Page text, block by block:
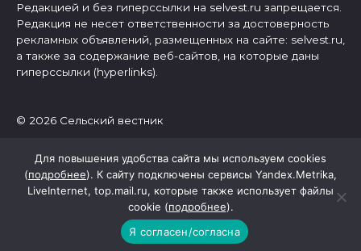
Редакцией и без гиперссылки на selvest.ru запрещается.
Редакция не несет ответственности за достоверность
рекламных объявлений, размещенных на сайте: selvest.ru,
а также за содержание веб-сайтов, на которые даны
гиперссылки (hyperlinks).
© 2026 Сельский вестник
Для повышения удобства сайта мы используем cookies
(подробнее). К сайту подключены сервисы Yandex.Metrika,
LiveInternet, top.mail.ru, которые также использует файлы
cookie (подробнее).
Я согласен/согласна